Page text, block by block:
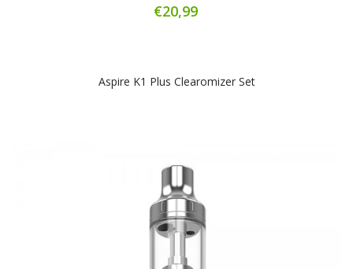
€20,99
Aspire K1 Plus Clearomizer Set